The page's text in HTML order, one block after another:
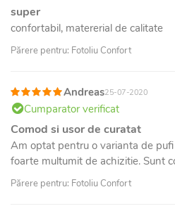
super
confortabil, matererial de calitate
Părere pentru: Fotoliu Confort
Andreas25-07-2020
Cumparator verificat
Comod si usor de curatat
Am optat pentru o varianta de
foarte multumit de achizitie. Sunt
Părere pentru: Fotoliu Confort